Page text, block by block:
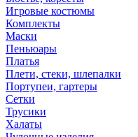
Игровые костюмы
Комплекты
Маски
Пеньюары
Платья
Плети, стеки, шлепалки
Портупеи, гартеры
Сетки
Трусики
Халаты